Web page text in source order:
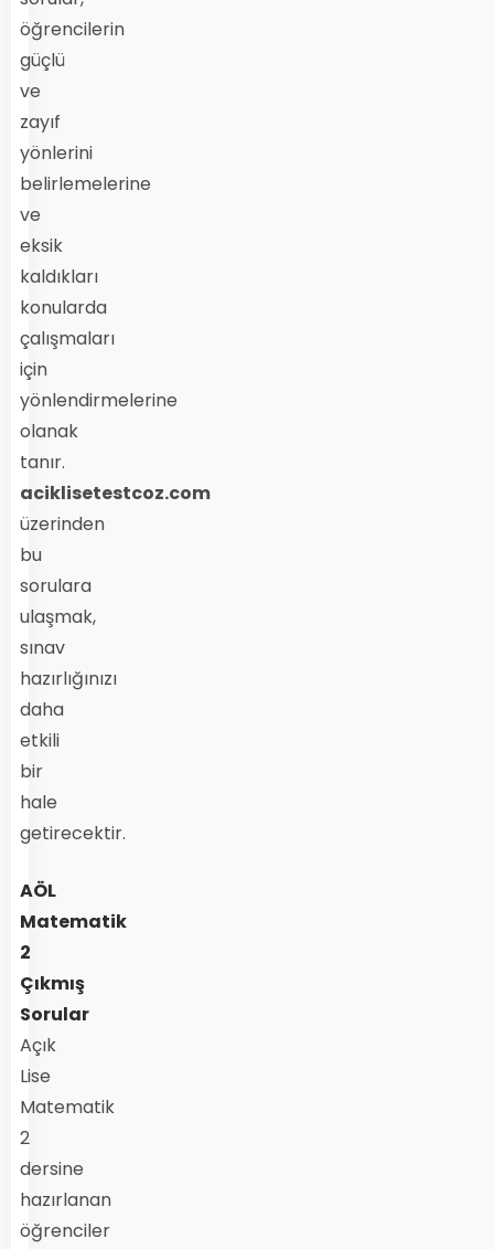
öğrencilerin
güçlü
ve
zayıf
yönlerini
belirlemelerine
ve
eksik
kaldıkları
konularda
çalışmaları
için
yönlendirmelerine
olanak
tanır.
aciklisetestcoz.com
üzerinden
bu
sorulara
ulaşmak,
sınav
hazırlığınızı
daha
etkili
bir
hale
getirecektir.
AÖL
Matematik
2
Çıkmış
Sorular
Açık
Lise
Matematik
2
dersine
hazırlanan
öğrenciler